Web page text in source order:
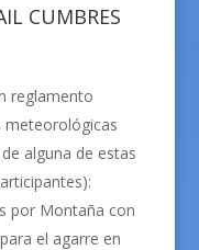
CUMBRES
reglamento
meteorológicas
alguna de estas
por Montaña con
el agarre en